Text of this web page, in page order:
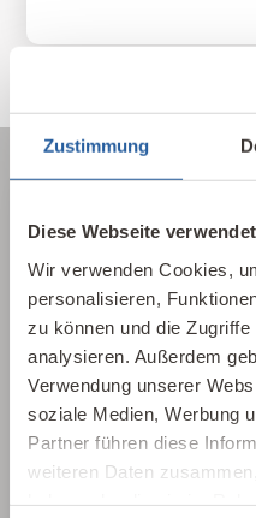
Zustimmung
Diese Webseite
Wir verwenden Cookies,
personalisieren,
zu können und die
analysieren. Außerdem
Verwendung unserer
soziale Medien, Werbung
Partner führen diese
weiteren Daten
Über die
Die Baubiologie
Beziehung
gebauten Umwelt.
Baustoffe und
Natur aus? Dabei
gesundheitliche,
gestalterische